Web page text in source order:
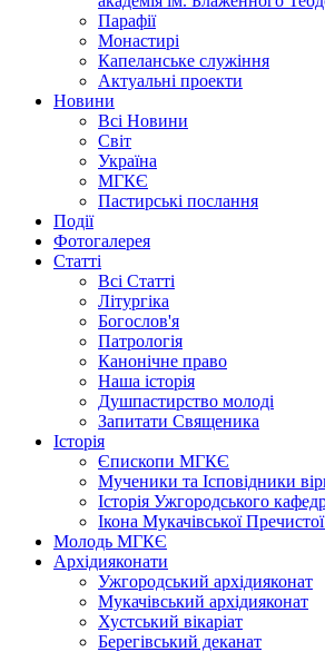
Парафії
Монастирі
Капеланське служіння
Актуальні проекти
Новини
Всі Новини
Світ
Україна
МГКЄ
Пастирські послання
Події
Фотогалерея
Статті
Всі Статті
Літургіка
Богослов'я
Патрологія
Канонічне право
Наша історія
Душпастирство молоді
Запитати Священика
Історія
Єпископи МГКЄ
Мученики та Ісповідники
Історія Ужгородського
Ікона Мукачівської
Молодь МГКЄ
Архідияконати
Ужгородський архідияконат
Мукачівський архідияконат
Хустський вікаріат
Берегівський деканат